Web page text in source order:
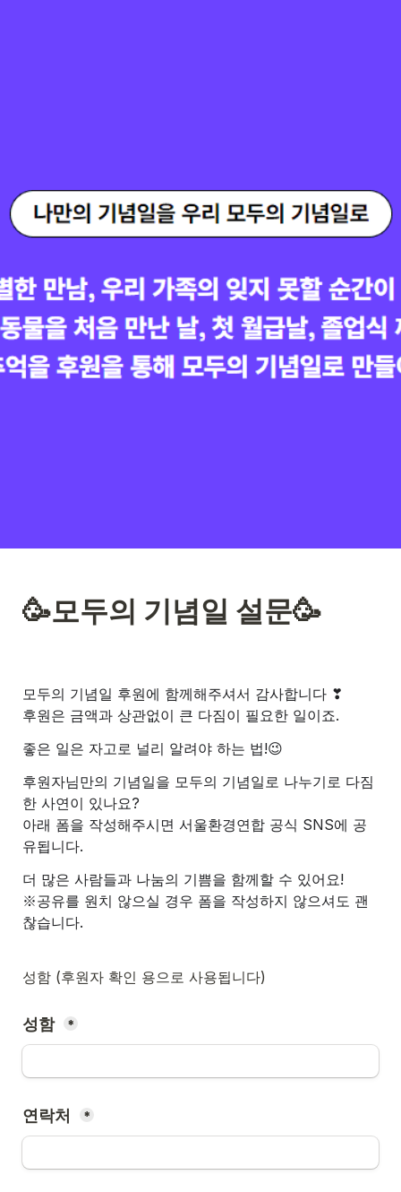
모두의 기념일 후원에 함께해주셔서 감사합니다 ❣
후원은 금액과 상관없이 큰 다짐이 필요한 일이죠.
좋은 일은 자고로 널리 알려야 하는 법!😉
후원자님만의 기념일을 모두의 기념일로 나누기로 다짐
한 사연이 있나요?
아래 폼을 작성해주시면 서울환경연합 공식 SNS에 공
유됩니다.
더 많은 사람들과 나눔의 기쁨을 함께할 수 있어요!
※공유를 원치 않으실 경우 폼을 작성하지 않으셔도 괜
찮습니다.
성함 (후원자 확인 용으로 사용됩니다)
성함 *
연락처 *